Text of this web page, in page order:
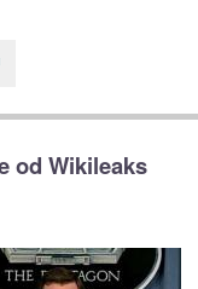
od Wikileaks